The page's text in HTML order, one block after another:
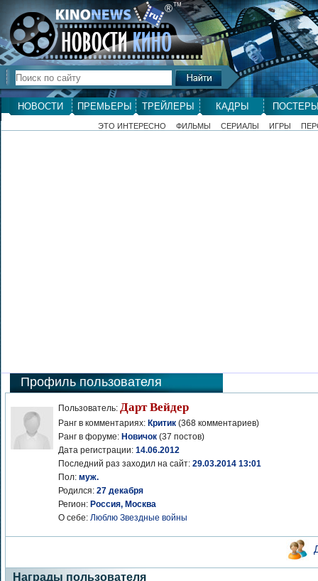
®ТМ
НОВОСТИ ПРЕМЬЕРЫ ТРЕЙЛЕРЫ КАДРЫ
ЭТО ИНТЕРЕСНО ФИЛЬМЫ СЕРИАЛЫ ИГРЫ
Профиль пользователя
Пользователь: Дарт Вейдер
Ранг в комментариях: Критик (368 комментариев)
Ранг в форуме: Новичок (37 постов)
Дата регистрации: 14.06.2012
Последний раз заходил на сайт: 29.03.2014 13:01
Пол: муж.
Родился: 27 декабря
Регион: Россия, Москва
О себе: Люблю Звездные войны
Награды пользователя